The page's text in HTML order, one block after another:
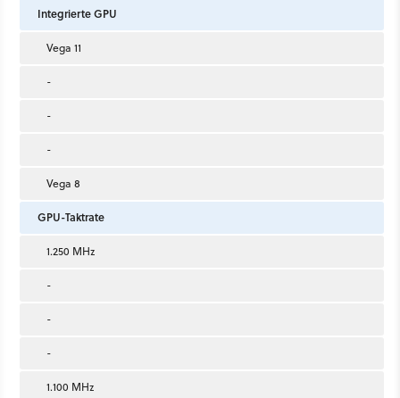
Integrierte GPU
Vega 11
-
-
-
Vega 8
GPU-Taktrate
1.250 MHz
-
-
-
1.100 MHz